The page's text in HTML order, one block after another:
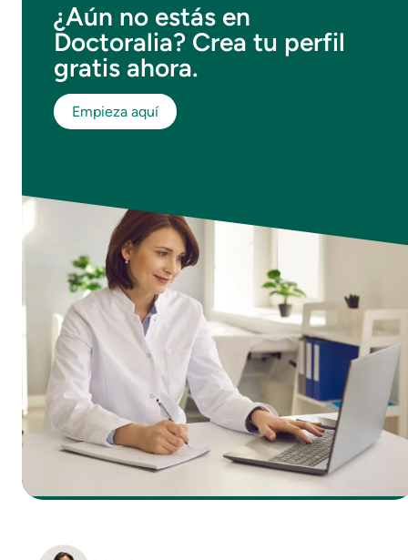
¿Aún no estás en
Doctoralia? Crea tu perfil
gratis ahora.
Empieza aquí